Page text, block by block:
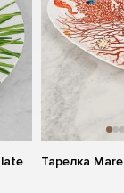
Тарелка